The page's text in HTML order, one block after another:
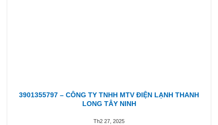
3901355797 – CÔNG TY TNHH MTV ĐIỆN LẠNH THANH
LONG TÂY NINH
Th2 27, 2025